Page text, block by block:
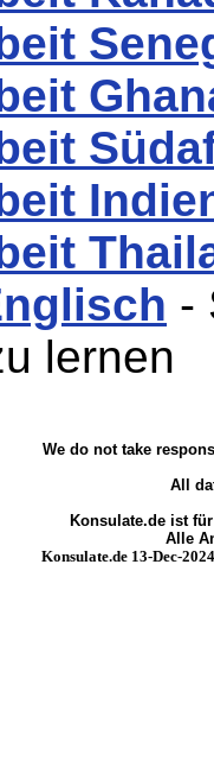
-
lernen
We do not take
All
Konsulate.de ist
Alle
Konsulate.de 13-Dec-